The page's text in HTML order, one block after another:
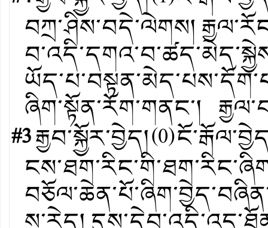
བཀྲ་ཤིས་བདེ་ལེགས།
ཞིག་སྟོན་རོག་གནང་།
#3རྒྱབ་སྐྱོར་བྱེད།(0)